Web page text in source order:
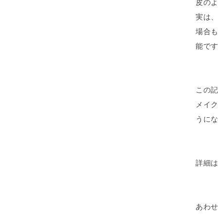
皮の
実は
場合
能で
この
メイ
うに
詳細
あわ